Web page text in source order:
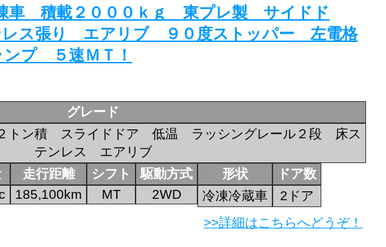
積載２０００ｋｇ 東プレ製 サイドド
ス張り エアリブ ９０度ストッパー 左電格
プ ５速ＭＴ！
グレード
ン積 スライドドア 低温 ラッシングレール２段 床ス
テンレス エアリブ
走行距離
185,100km
シフト
MT
駆動方式
2WD
形状
冷凍冷蔵車
ドア数
2ドア
>>詳細はこちらへどうぞ！